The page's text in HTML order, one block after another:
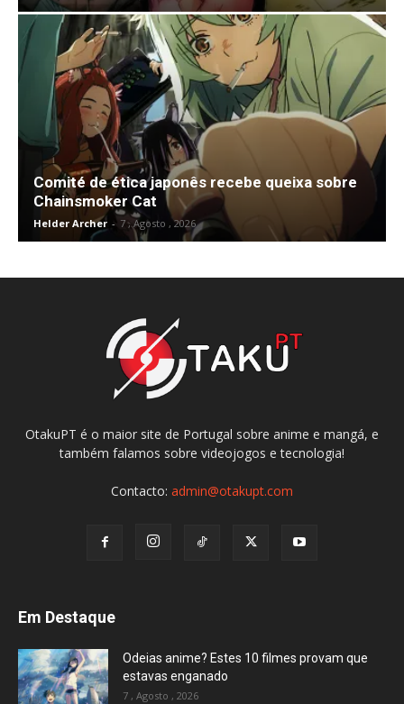
Comité de ética japonês recebe queixa sobre
Chainsmoker Cat
Helder Archer - 7 , Agosto , 2026
OtakuPT é o maior site de Portugal sobre anime e mangá, e
também falamos sobre videojogos e tecnologia!
Contacto: admin@otakupt.com
Em Destaque
Odeias anime? Estes 10 filmes provam que
estavas enganado
7 , Agosto , 2026